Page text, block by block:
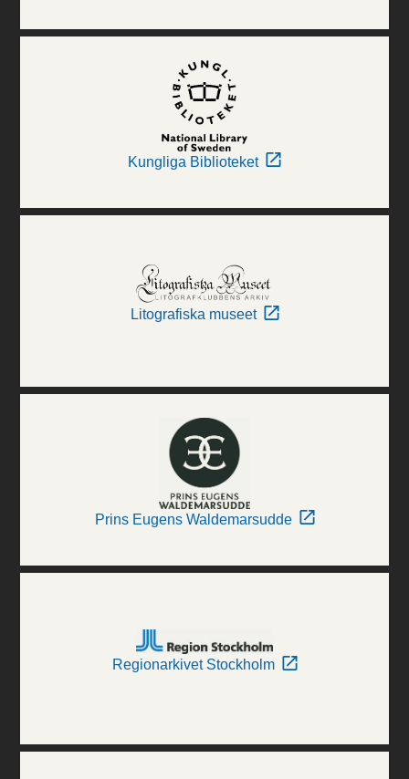
Kungliga Biblioteket
Litografiska museet
Prins Eugens Waldemarsudde
Regionarkivet Stockholm